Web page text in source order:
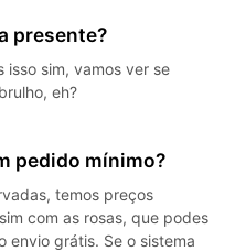
presente?
isso sim, vamos ver se
eh?
pedido mínimo?
temos preços
com as rosas, que podes
envio grátis. Se o sistema